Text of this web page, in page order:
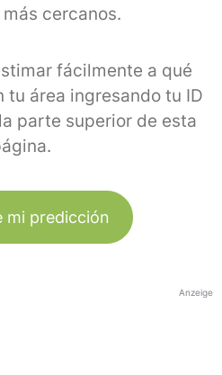
cercanos.
fácilmente a qué
tu área ingresando tu ID
parte superior de esta
mi predicción
Anzeige